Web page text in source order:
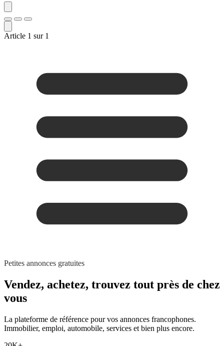
Article 1 sur 1
Petites annonces gratuites
Vendez, achetez, trouvez tout près de chez
vous
La plateforme de référence pour vos annonces francophones.
Immobilier, emploi, automobile, services et bien plus encore.